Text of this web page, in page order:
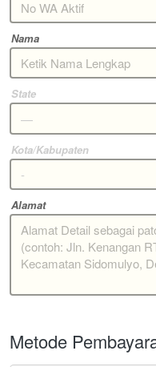
Nama
State
—
Kota/Kabupaten
Alamat
Metode